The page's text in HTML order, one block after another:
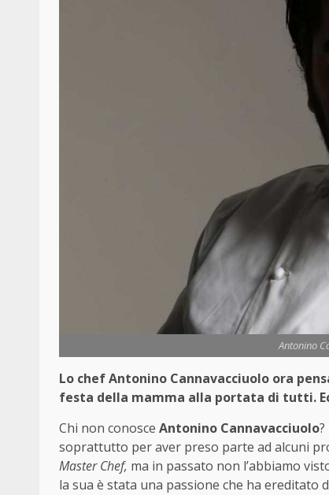
Antonino
Lo chef Antonino Cannavacciuolo ora
festa della mamma alla portata di tutti.
Chi non conosce Antonino Cannavacciuolo
soprattutto per aver preso parte ad alcuni
Master Chef, ma in passato non l’abbiamo
la sua è stata una passione che ha ereditato